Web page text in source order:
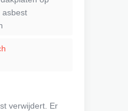
asbest
verwijdert. Er